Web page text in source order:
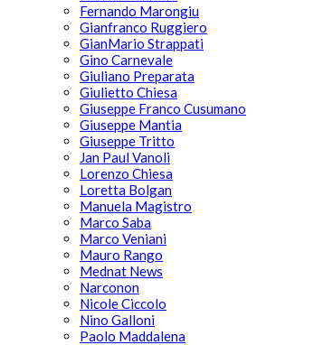
Fernando Marongiu
Gianfranco Ruggiero
GianMario Strappati
Gino Carnevale
Giuliano Preparata
Giulietto Chiesa
Giuseppe Franco Cusumano
Giuseppe Mantia
Giuseppe Tritto
Jan Paul Vanoli
Lorenzo Chiesa
Loretta Bolgan
Manuela Magistro
Marco Saba
Marco Veniani
Mauro Rango
Mednat News
Narconon
Nicole Ciccolo
Nino Galloni
Paolo Maddalena